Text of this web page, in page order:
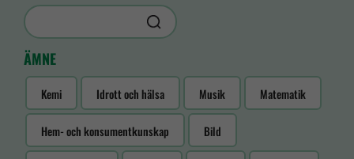
ÄMNE
Kemi Idrott och hälsa Musik Matematik
Hem- och konsumentkunskap Bild